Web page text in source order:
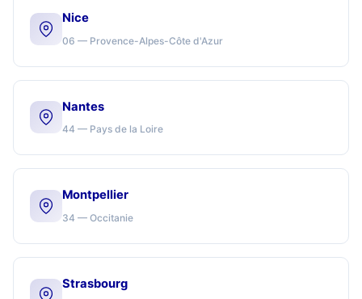
Nice
06 — Provence-Alpes-Côte d'Azur
Nantes
44 — Pays de la Loire
Montpellier
34 — Occitanie
Strasbourg